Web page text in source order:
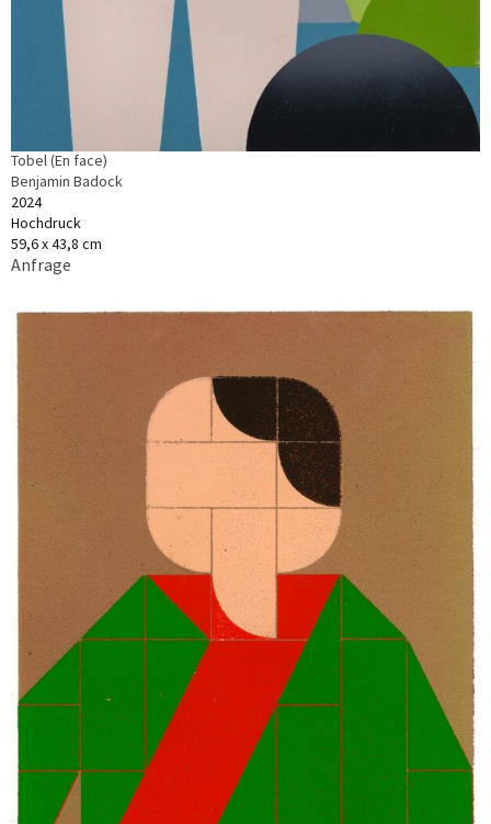
Tobel (En face)
Benjamin Badock
2024
Hochdruck
59,6 x 43,8 cm
Anfrage